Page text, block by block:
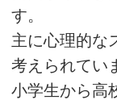
す。
主に心理的な
考えられてい
小学生から高